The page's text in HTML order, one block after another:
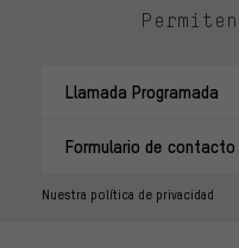
Llamada Programada
Formulario de contacto
Nuestra política de privacidad